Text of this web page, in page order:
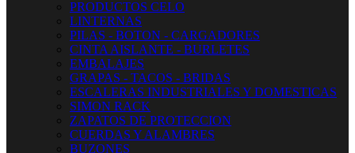
PRODUCTOS CELO
LINTERNAS
PILAS - BOTON - CARGADORES
CINTA AISLANTE - BURLETES
EMBALAJES
GRAPAS - TACOS - BRIDAS
ESCALERAS INDUSTRIALES Y DOMESTICAS
SIMON RACK
ZAPATOS DE PROTECCION
CUERDAS Y ALAMBRES
BUZONES